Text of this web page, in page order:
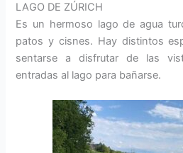
LAGO DE ZÚRICH
Es un hermoso lago de agua
patos y cisnes. Hay distintos
sentarse a disfrutar de las
entradas al lago para bañarse.